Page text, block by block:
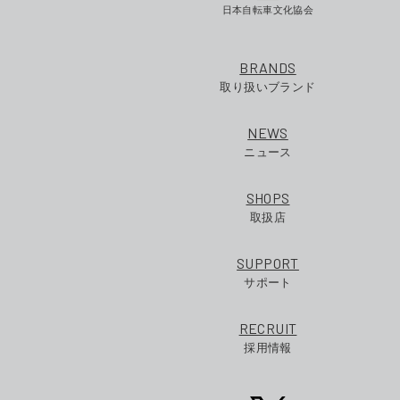
日本自転車文化協会
BRANDS
取り扱いブランド
NEWS
ニュース
SHOPS
取扱店
SUPPORT
サポート
RECRUIT
採用情報